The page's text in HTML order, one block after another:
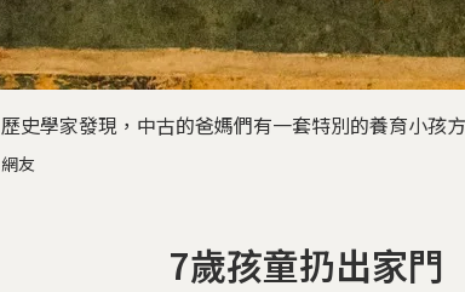
歷史學家發現，中古的爸媽們有一套特別的養育小孩
網友
7歲孩童扔出家門